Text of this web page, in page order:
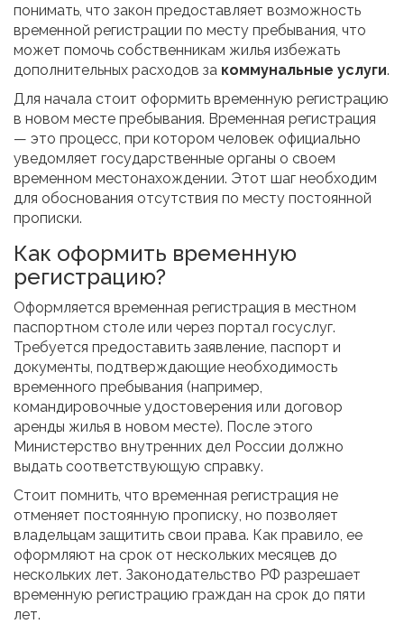
понимать, что закон предоставляет возможность
временной регистрации по месту пребывания, что
может помочь собственникам жилья избежать
дополнительных расходов за коммунальные услуги.
Для начала стоит оформить временную регистрацию
в новом месте пребывания. Временная регистрация
— это процесс, при котором человек официально
уведомляет государственные органы о своем
временном местонахождении. Этот шаг необходим
для обоснования отсутствия по месту постоянной
прописки.
Как оформить временную
регистрацию?
Оформляется временная регистрация в местном
паспортном столе или через портал госуслуг.
Требуется предоставить заявление, паспорт и
документы, подтверждающие необходимость
временного пребывания (например,
командировочные удостоверения или договор
аренды жилья в новом месте). После этого
Министерство внутренних дел России должно
выдать соответствующую справку.
Стоит помнить, что временная регистрация не
отменяет постоянную прописку, но позволяет
владельцам защитить свои права. Как правило, ее
оформляют на срок от нескольких месяцев до
нескольких лет. Законодательство РФ разрешает
временную регистрацию граждан на срок до пяти
лет.